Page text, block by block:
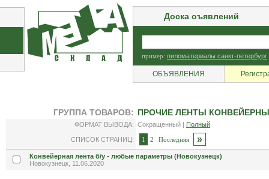
Доска оъявлений
пример: пиломатериалы санкт-петербург
ОБЪЯВЛЕНИЯ
ГРУППА ТОВАРОВ: ПРОЧИЕ ЛЕНТЫ
ФОРМАТ ВЫВОДА: Сокращенный | Полный
СПИСОК СТРАНИЦ: 1 2 Последняя »
Конвейерная лента б/у - любые параметры (Новокузнецк)
Новокузнецк, 11.06.2020